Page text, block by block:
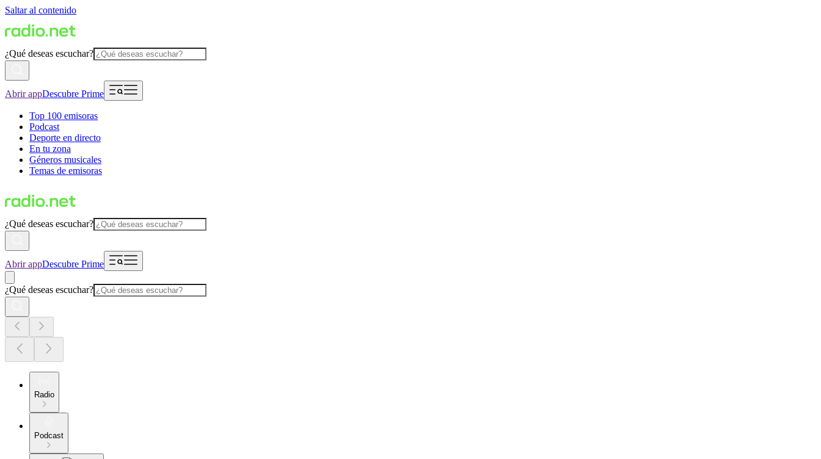
Saltar al contenido
¿Qué deseas escuchar?
Abrir appDescubre Prime
Top 100 emisoras
Podcast
Deporte en directo
En tu zona
Géneros musicales
Temas de emisoras
¿Qué deseas escuchar?
Abrir appDescubre Prime
¿Qué deseas escuchar?
Radio
Podcast